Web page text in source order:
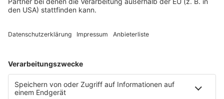
Techno
Trance
Podcast
Pop Crimes